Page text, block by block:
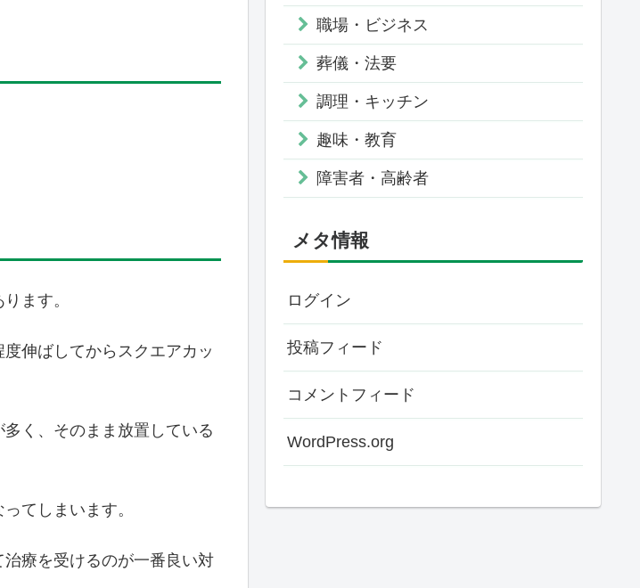
ます。
伸ばしてからスクエアカッ
く、そのまま放置している
てしまいます。
療を受けるのが一番良い対
職場・ビジネス
葬儀・法要
調理・キッチン
趣味・教育
障害者・高齢者
メタ情報
ログイン
投稿フィード
コメントフィード
WordPress.org